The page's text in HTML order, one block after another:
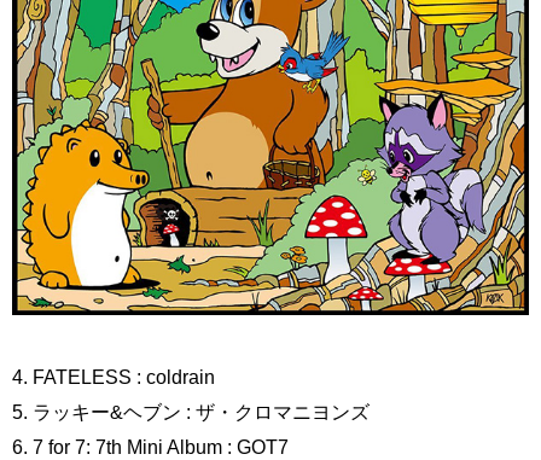
4. FATELESS : coldrain
5. ラッキー&ヘブン : ザ・クロマニヨンズ
6. 7 for 7: 7th Mini Album : GOT7